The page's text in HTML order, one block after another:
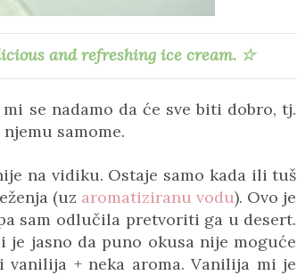
and refreshing ice cream. ☆
se nadamo da će sve biti dobro, tj.
samome.
na vidiku. Ostaje samo kada ili tuš
(uz aromatiziranu vodu). Ovo je
sam odlučila pretvoriti ga u desert.
je jasno da puno okusa nije moguće
+ neka aroma. Vanilija mi je